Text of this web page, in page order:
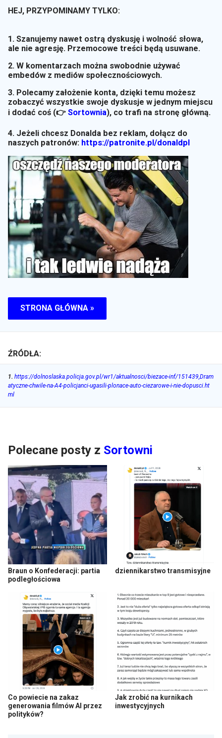
HEJ, PRZYPOMINAMY TYLKO:
1. Szanujemy nawet ostrą dyskusję i wolność słowa,
ale nie agresję. Przemocowe treści będą usuwane.
2. W komentarzach można swobodnie używać
embedów z mediów społecznościowych.
3. Polecamy założenie konta, dzięki temu możesz
zobaczyć wszystkie swoje dyskusje w jednym miejscu
i dodać coś (👉 Sortownia), co trafi na stronę główną.
4. Jeżeli chcesz Donalda bez reklam, dołącz do
naszych patronów: https://patronite.pl/donaldpl
STRONA GŁÓWNA »
ŹRÓDŁA:
1. https://dolnoslaska.policja.gov.pl/wr1/aktualnosci/biezace-inf/151439,Dram
atyczne-chwile-na-A4-policjanci-ugasili-plonace-auto-ciezarowe-i-nie-dopusci.ht
ml
Polecane posty z Sortowni
Braun o Konfederacji: partia
podległościowa
dziennikarstwo transmisyjne
Co powiecie na zakaz
generowania filmów AI przez
polityków?
Jak zrobić na kurnikach
inwestycyjnych